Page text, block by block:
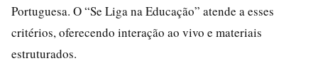
Portuguesa. O “Se Liga na Educação” atende a esses
critérios, oferecendo interação ao vivo e materiais
estruturados.